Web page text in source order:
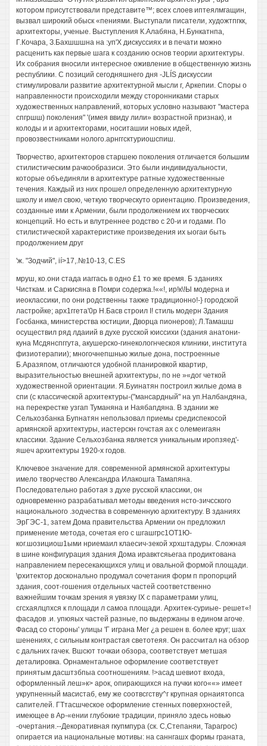
котором присутствовали представите™; всех слоев иптеялмгащин,
вызвал широкий обыск «пениями. Выступали писатели, художтпгкк,
архитекторы, ученые. Выступления К.Алабяна, Н.Бункатнпа,
Г.Кочара, З.Бахшшшна на :уп'Х дискуссиях и в печати можно
расценить как первые шага к созданию основ теории архитектуры.
Их собрания вносили интересное оживление в общественную жизнь
республики. С позиций сегодняшнего дня -JLÍS дискуссии
стимулировали развитие архитектурной мысли г, Аркепии. Споры о
направленности происходили между сторонниками старых
художественных направлений, которых условно называют "мастера
спгршш) поколения" '(имея ввиду лили» возрастной признак), и
колоды и и архитекторами, носиташии новых идей,
провозвестниками нолого.арнггсктуриошспиш.
Творчество, архитекторов старшею поколения отличается большим
стилистическим рачкообразиси. Это были индивидуальности,
которые объединяли в архитектуре ратные художественные
течения. Каждый из них прошел определенную архитектурную
школу и имел свою, четкую творческуто ориентацию. Произведения,
созданные ими к Армении, были продолжением их творческих
концепций. Но есть и влутреннее родство с 20-и и годами. По
стилистической характеристике произведения их ыогаи быть
продолжением друг
'ж. "Зодчий", ií>17,.№10-13, C.ES
мруш, ко.они стада иаггась в одно £1 то же время. Б зданиях
Чисткам. и Саркисяна в Помри содержа.!««!, ир!к\!Ы модерна и
иеоклассики, по они родственны также традиционно!-} городской
ластройке; арх1ггета'0р Н.Басв строил I! стиль модерн Здания
Госбанка, министерства юстиции, Дворца пионеров); Л.Тамашш
осуществил ряд лдаиий в духе русской юиссихи (здания анатони-
куна Мсдянспггута, акушерско-гинекологнческоя клиники, института
физиотерапии); многочнепшнью жилые дона, построенные
Б.Аразяпом, отличаются удобной планировкой квартир,
выразительностью внешней архитектуры, по не »«дог четкой
художественной ориентации. Я.Буинатян построил жилые дома в
спи (с классической архитектуры-("мансардный" на уп.Налбандяна,
на перекрестке узгап Туманяна и Наябапдяна. В здании же
Сельхозбанка Бупнатян непользовал приемы средиспекосой
армянской архитектуры, иастерскн гочстая ах с олемеигаян
классики. Здание Сельхозбанка является уникальным иропзяед'-
яшеч архитектуры 1920-х годов.
Ключевое значение для. современной армянской архитектуры
имело творчество Александра Илакошга Тамапяна.
Последовательно работая з духе русской классики, он
одновременно разрабатывал методы введения нсто-зичсского
национального .зодчества в современную архитектуру. В зданиях
ЭрГЭС-1, затем Дома правительства Армении он предложил
применение метода, сочетая его с шгашгрс1ОТ1Ю-
ког.шозициош1ыми нриемаил клаесич-зекой хрхштадуры. Сложная
в шине конфигурация здания Дома иравктсяьегаа продиктована
направлением пересекающихся улиц и овальной формой площади.
\рхитектор досконально продумал сочетания форм п пропорций
здания, соот-гошения отдельных частей соответственно
важнейшим точкам зрения я увязку IX с параметрами улиц,
сгсхаялцпхся к площади л самоа площади. Архитек-суриые- решет«!
фасадов .и. упюяых частей разные, по выдержаны в едином агоче.
Фасад со стороны' улицы 'Г играна Мег ¿а решен в. более круг; шах
шенениях, с сильным контрастая светотеяя. Он рассчитал на обзор
с дальних гачек. Вшсют точкаи обзора, соответствует метшая
деталировка. Орнаментальное оформление соответствует
принятым дасштзбпыа соотношениям. !>асад шевиот входа,
оформленный леш»к> арок, опирающихся на пучки кого««» имеет
укрупненный масистаб, ему же соотвсгству^г крупная орнаиятопса
сапителей. ГТтасшческое оформление стенных поверхностей,
имеющее в Ар-«ении глубокие традиции, приняло здесь новью
-очертания.--Декоративная гкупмпура (ск. С,Степаняи, Тарагрос)
опирается иа национальные мотивы: на саннгашх формы граната,